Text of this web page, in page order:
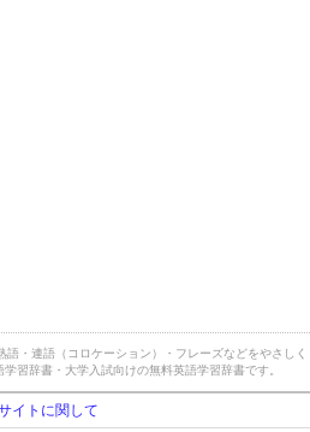
語・連語（コロケーション）・フレーズなどをやさしく
習辞書・大学入試向けの無料英語学習辞書です。
イトに関して